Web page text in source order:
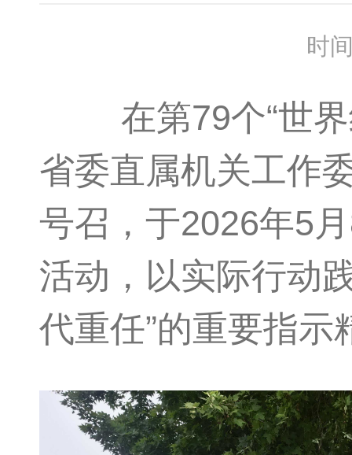
时
在第79个“世界
省委直属机关工作
号召，于2026年5
活动，以实际行动
代重任”的重要指示